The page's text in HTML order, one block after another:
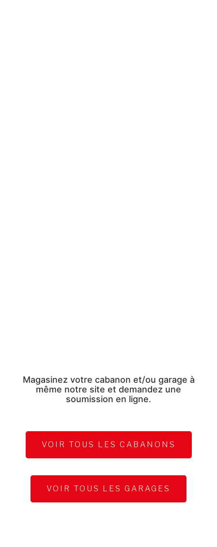
Magasinez votre cabanon et/ou garage à
même notre site et demandez une
soumission en ligne.
VOIR TOUS LES CABANONS
VOIR TOUS LES GARAGES